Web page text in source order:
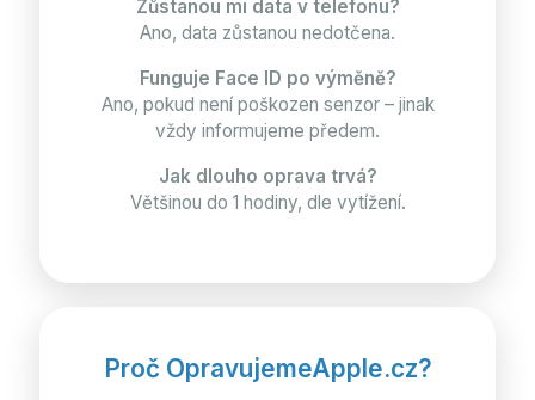
Zůstanou mi data v telefonu?
Ano, data zůstanou nedotčena.
Funguje Face ID po výměně?
Ano, pokud není poškozen senzor – jinak
vždy informujeme předem.
Jak dlouho oprava trvá?
Většinou do 1 hodiny, dle vytížení.
Proč OpravujemeApple.cz?